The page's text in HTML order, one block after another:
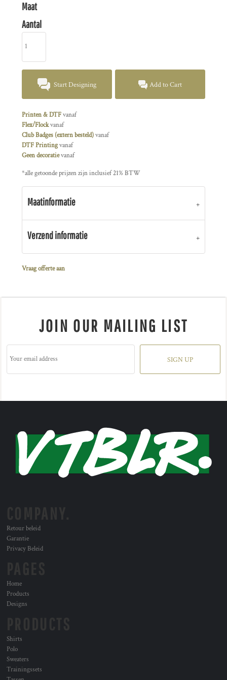
Maat
Aantal
Start Designing Add to Cart
Printen & DTFvanaf
Flex/Flockvanaf
Club Badges (extern besteld)vanaf
DTF Printingvanaf
Geen decoratievanaf
*alle getoonde prijzen zijn inclusief 21% BTW
Maatinformatie
Verzend informatie
Vraag offerte aan
JOIN OUR MAILING LIST
SIGN UP
Retour beleid
Garantie
Privacy Beleid
Home
Products
Designs
Shirts
Polo
Sweaters
Trainingssets